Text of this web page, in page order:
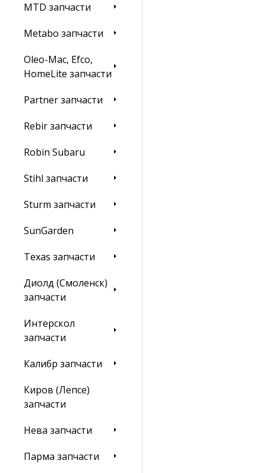
MTD запчасти
Metabo запчасти
Oleo-Mac, Efco,
HomeLite запчасти
Partner запчасти
Rebir запчасти
Robin Subaru
Stihl запчасти
Sturm запчасти
SunGarden
Texas запчасти
Диолд (Смоленск)
запчасти
Интерскол
запчасти
Калибр запчасти
Киров (Лепсе)
запчасти
Нева запчасти
Парма запчасти